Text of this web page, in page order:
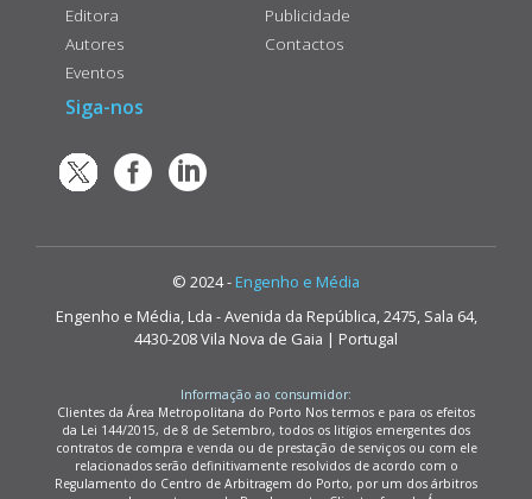
Editora
Autores
Eventos
Publicidade
Contactos
Siga-nos
© 2024 - Engenho e Média
Engenho e Média, Lda - Avenida da República, 2475, Sala 64,
4430-208 Vila Nova de Gaia | Portugal
Informação ao consumidor:
Clientes da Área Metropolitana do Porto Nos termos e para os efeitos
da Lei 144/2015, de 8 de Setembro, todos os litígios emergentes dos
contratos de compra e venda ou de prestação de serviços ou com ele
relacionados serão definitivamente resolvidos de acordo com o
Regulamento do Centro de Arbitragem do Porto, por um dos árbitros